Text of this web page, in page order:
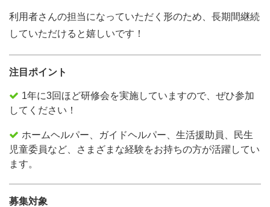
利用者さんの担当になっていただく形のため、長期間継続
していただけると嬉しいです！
注目ポイント
1年に3回ほど研修会を実施していますので、ぜひ参加
してください！
ホームヘルパー、ガイドヘルパー、生活援助員、民生
児童委員など、さまざまな経験をお持ちの方が活躍してい
ます。
募集対象